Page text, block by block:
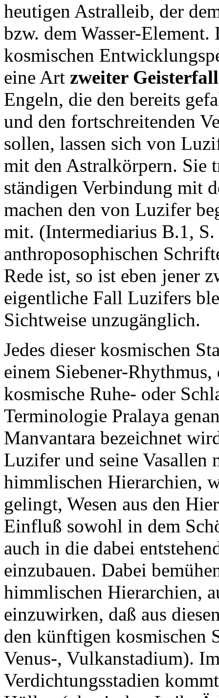
heutigen Astralleib, der
bzw. dem Wasser-
kosmischen
eine Art zweiter Geisterfall
Engeln, die den bereits
und den fortschreitenden
sollen, lassen sich von
mit den Astralkörpern. Sie
ständigen Verbindung mit
machen den von Luzifer
mit. (Intermediarius B.1,
anthroposophischen
Rede ist, so ist eben jener
eigentliche Fall Luzifers
Sichtweise unzugänglich.
Jedes dieser kosmischen
einem Siebener-
kosmische Ruhe- oder
Terminologie Pralaya
Manvantara bezeichnet
Luzifer und seine Vasallen
himmlischen Hierarchien,
gelingt, Wesen aus den
Einfluß sowohl in dem
auch in die dabei
einzubauen. Dabei
himmlischen Hierarchien,
einzuwirken, daß aus
den künftigen kosmischen
Venus-, Vulkanstadium).
Verdichtungsstadien